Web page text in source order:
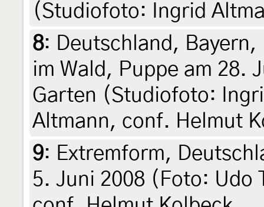
(Studiofoto: Ingrid
8: Deutschland,
im Wald, Puppe am 28.
Garten (Studiofoto:
Altmann, conf. Helmut
9: Extremform,
5. Juni 2008 (Foto: Udo